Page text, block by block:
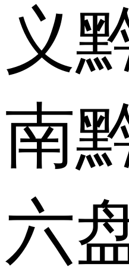
义
南
六